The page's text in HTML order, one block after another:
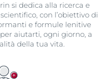
si dedica alla ricerca e
con l’obiettivo di
e formule lenitive
aiutarti, ogni giorno, a
della tua vita.